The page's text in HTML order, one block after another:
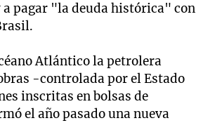
a pagar "la deuda histórica" con
Atlántico la petrolera
-controlada por el Estado
inscritas en bolsas de
el año pasado una nueva